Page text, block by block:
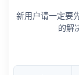
新用户请一定要
的解